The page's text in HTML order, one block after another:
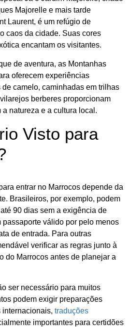
Majorelle e mais tarde
Laurent, é um refúgio de
caos da cidade. Suas cores
encantam os visitantes.
de aventura, as Montanhas
oferecem experiências
camelo, caminhadas em trilhas
berberes proporcionam
natureza e a cultura local.
Visto para
entrar no Marrocos depende da
Brasileiros, por exemplo, podem
90 dias sem a exigência de
passaporte válido por pelo menos
de entrada. Para outras
verificar as regras junto à
do Marrocos antes de planejar a
ser necessário para muitos
podem exigir preparações
traduções
importantes para certidões